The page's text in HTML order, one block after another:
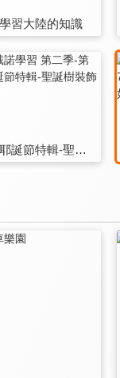
習大陸的知識
第69集 耶誕節特輯-聖誕樹裝飾品